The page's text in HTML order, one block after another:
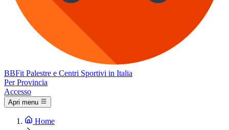
BBFit Palestre e Centri Sportivi in Italia
Per Provincia
Accesso
Apri menu
Home